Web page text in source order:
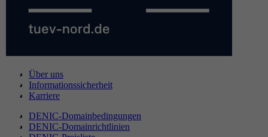
Über uns
Informationssicherheit
Karriere
DENIC-Domainbedingungen
DENIC-Domainrichtlinien